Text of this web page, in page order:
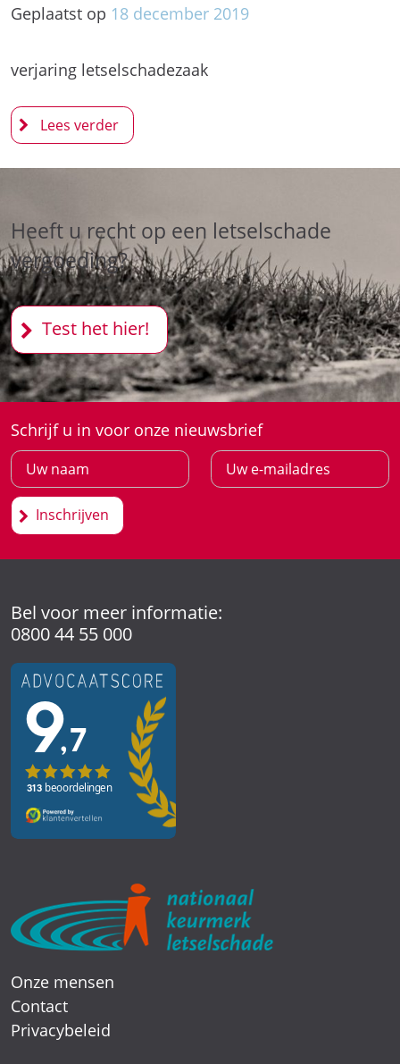
Geplaatst op 18 december 2019
verjaring letselschadezaak
Heeft u recht op een letselschade
vergoeding?
Test het hier!
Schrijf u in voor onze nieuwsbrief
Inschrijven
Bel voor meer informatie:
0800 44 55 000
Onze mensen
Contact
Privacybeleid